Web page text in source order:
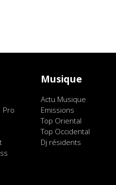
Pro
Musique
Actu Musique
Emissions
Top Oriental
Top Occidental
Dj résidents